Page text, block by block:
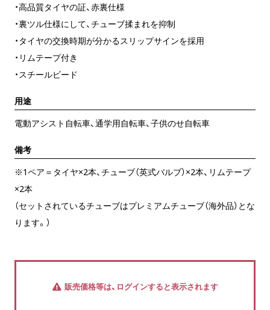
・高品質タイヤの証、赤裏仕様
・裏ツル仕様にして、チューブ揉まれを抑制
・タイヤの交換時期が分かるスリップサインを採用
・リムテープ付き
・スチールビード
用途
電動アシスト自転車、通学用自転車、子供のせ自転車
備考
※1ペア＝タイヤ×2本、チューブ（英式バルブ）×2本、リムテープ
×2本
（セットされているチューブはプレミアムチューブ（海外品）とな
ります。）
販売価格等は、ログインすると表示されます